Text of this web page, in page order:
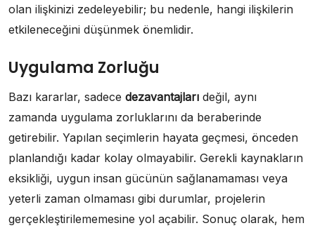
olan ilişkinizi zedeleyebilir; bu nedenle, hangi ilişkilerin
etkileneceğini düşünmek önemlidir.
Uygulama Zorluğu
Bazı kararlar, sadece dezavantajları değil, aynı
zamanda uygulama zorluklarını da beraberinde
getirebilir. Yapılan seçimlerin hayata geçmesi, önceden
planlandığı kadar kolay olmayabilir. Gerekli kaynakların
eksikliği, uygun insan gücünün sağlanamaması veya
yeterli zaman olmaması gibi durumlar, projelerin
gerçekleştirilememesine yol açabilir. Sonuç olarak, hem